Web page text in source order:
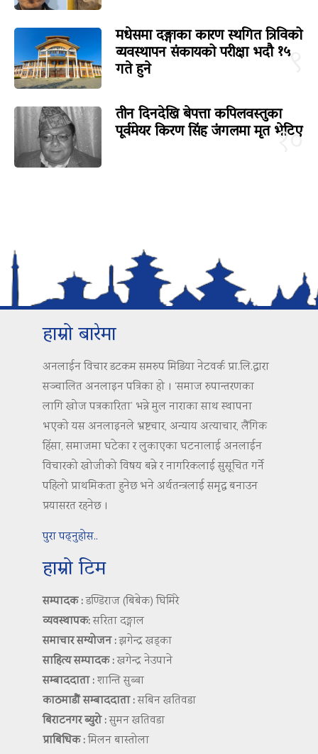
९
मधेसमा दङ्गाका कारण स्थगित त्रिविको
व्यवस्थापन संकायको परीक्षा भदौ १५
गते हुने
१०
तीन दिनदेखि बेपत्ता कपिलवस्तुका
पूर्वमेयर किरण सिंह जंगलमा मृत भेटिए
हाम्रो बारेमा
अनलाईन विचार डटकम समरुप मिडिया नेटवर्क प्रा.लि.द्वारा
सञ्चालित अनलाइन पत्रिका हो । ‘समाज रुपान्तरणका
लागि खोज पत्रकारिता’ भन्ने मुल नाराका साथ स्थापना
भएको यस अनलाइनले भ्रष्टचार, अन्याय अत्याचार, लैंगिक
हिंसा, समाजमा घटेका र लुकाएका घटनालाई अनलाईन
विचारको खोजीको विषय बन्ने र नागरिकलाई सुसूचित गर्ने
पहिलो प्राथमिकता हुनेछ भने अर्थतन्त्रलाई समृद्ध बनाउन
प्रयासरत रहनेछ ।
पुरा पढ्नुहोस..
हाम्रो टिम
सम्पादक :डण्डिराज (बिबेक) घिमिरे
व्यवस्थापक:सरिता दङ्गाल
समाचार सम्योजन :झगेन्द्र खड्का
साहित्य सम्पादक :खगेन्द्र नेउपाने
सम्बाददाता :शान्ति सुब्बा
काठमाडौं सम्बाददाता :सबिन खतिवडा
बिराटनगर ब्युरो :सुमन खतिवडा
प्राबिधिक :मिलन बास्तोला